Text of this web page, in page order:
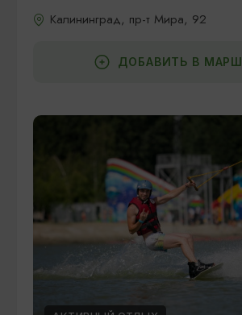
Калининград, пр-т Мира, 92
ДОБАВИТЬ В